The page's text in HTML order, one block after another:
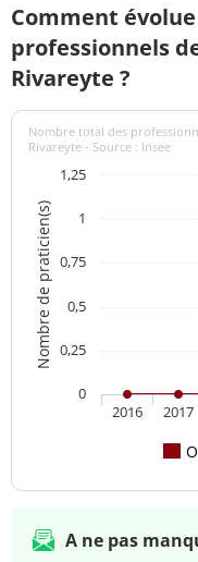
Comment
professionnels
Rivareyte ?
Nombre de praticien(s)
Nombre total des
Rivareyte - Source : Insee
2016 2017
0
0,25
0,5
0,75
1
1,25
A ne pas